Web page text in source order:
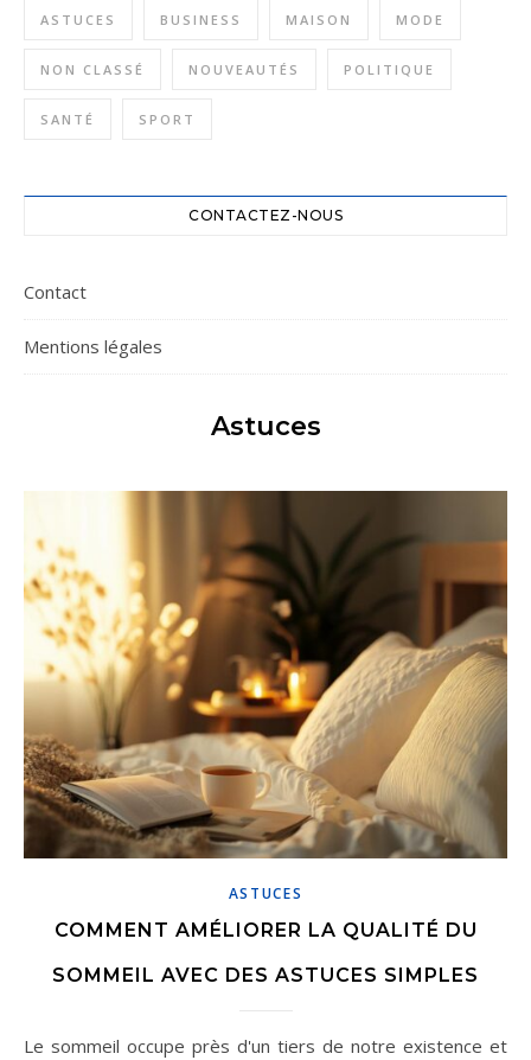
ASTUCES BUSINESS MAISON MODE
NON CLASSÉ NOUVEAUTÉS POLITIQUE
SANTÉ SPORT
CONTACTEZ-NOUS
Contact
Mentions légales
Astuces
ASTUCES
COMMENT AMÉLIORER LA QUALITÉ DU
SOMMEIL AVEC DES ASTUCES SIMPLES
Le sommeil occupe près d'un tiers de notre existence et